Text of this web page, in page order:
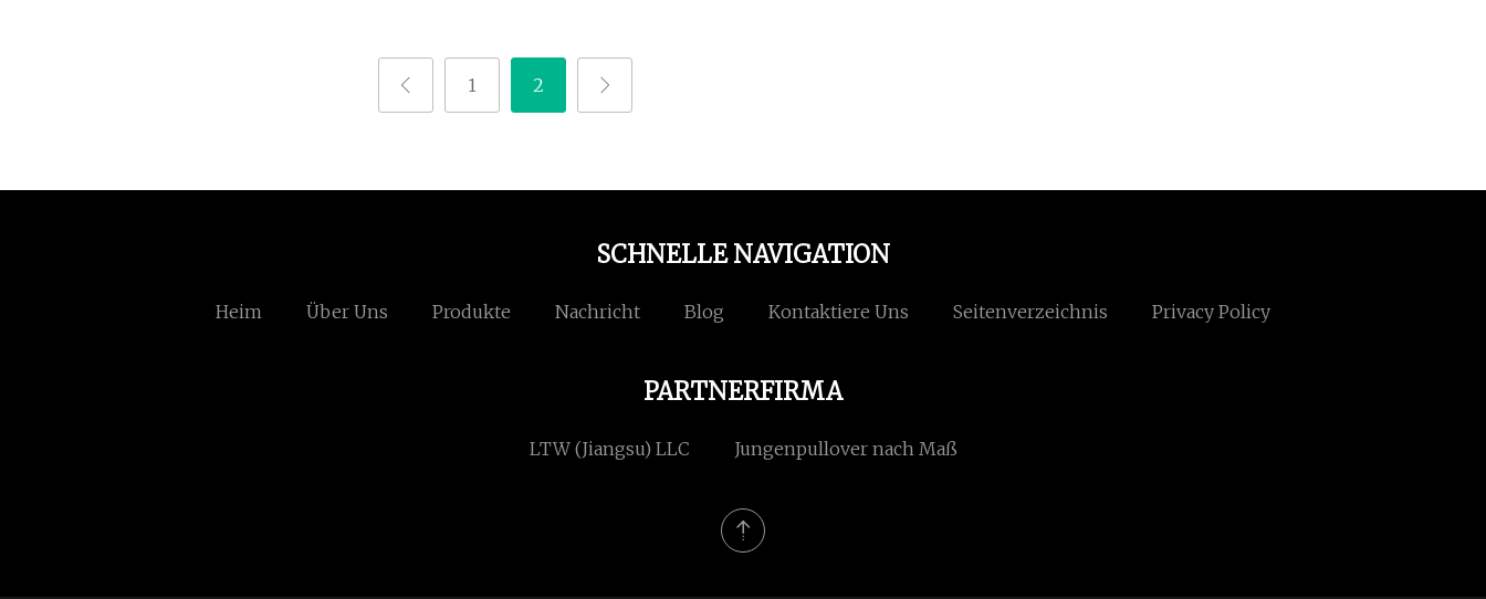
1 2
SCHNELLE NAVIGATION
Heim Über Uns Produkte Nachricht Blog Kontaktiere Uns Seitenverzeichnis Privacy Policy
PARTNERFIRMA
LTW (Jiangsu) LLC Jungenpullover nach Maß